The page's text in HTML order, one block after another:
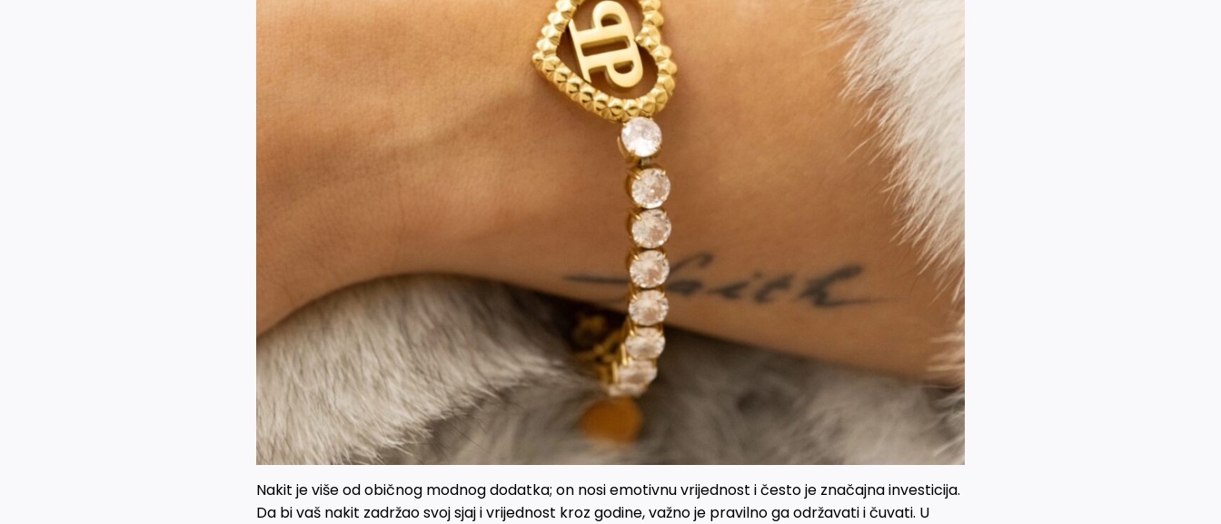
Nakit je više od običnog modnog dodatka; on nosi emotivnu vrijednost i često je značajna investicija.
Da bi vaš nakit zadržao svoj sjaj i vrijednost kroz godine, važno je pravilno ga održavati i čuvati. U